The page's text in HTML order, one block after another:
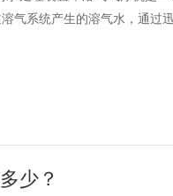
气系统产生的溶气水，通过
少？